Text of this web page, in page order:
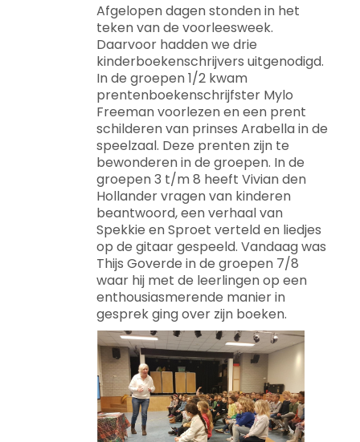
Afgelopen dagen stonden in het
teken van de voorleesweek.
Daarvoor hadden we drie
kinderboekenschrijvers uitgenodigd.
In de groepen 1/2 kwam
prentenboekenschrijfster Mylo
Freeman voorlezen en een prent
schilderen van prinses Arabella in de
speelzaal. Deze prenten zijn te
bewonderen in de groepen. In de
groepen 3 t/m 8 heeft Vivian den
Hollander vragen van kinderen
beantwoord, een verhaal van
Spekkie en Sproet verteld en liedjes
op de gitaar gespeeld. Vandaag was
Thijs Goverde in de groepen 7/8
waar hij met de leerlingen op een
enthousiasmerende manier in
gesprek ging over zijn boeken.